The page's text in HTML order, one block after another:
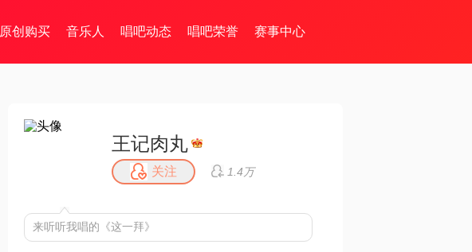
原创购买 音乐人 唱吧动态 唱吧荣誉 赛事中心
王记肉丸
关注 1.4万
来听听我唱的《这一拜》